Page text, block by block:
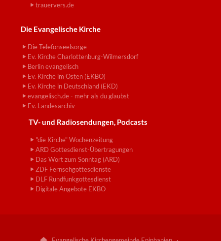
trauervers.de
Die Evangelische Kirche
Die Telefonseelsorge
Ev. Kirche Charlottenburg-Wilmersdorf
Berlin evangelisch
Ev. Kirche im Osten (EKBO)
Ev. Kirche in Deutschland (EKD)
evangelisch.de - mehr als du glaubst
Ev. Landesarchiv
TV- und Radiosendungen, Podcasts
"die Kirche" Wochenzeitung
ARD Gottesdienst-Übertragungen
Das Wort zum Sonntag (ARD)
ZDF Fernsehgottesdienste
DLF Rundfunkgottesdienst
Digitale Angebote EKBO